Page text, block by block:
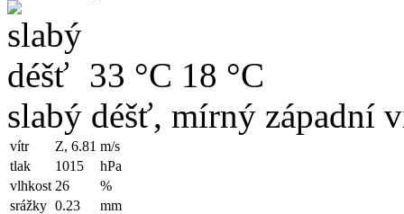
33 °C 18 °C
slabý déšť, mírný západní
vítr Z, 6.81 m/s
tlak
1015
hPa
vlhkost 26
%
srážky 0.23 mm